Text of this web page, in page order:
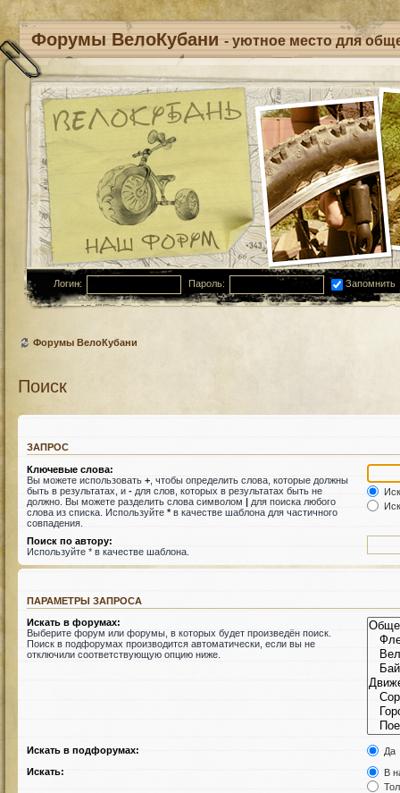
Форумы ВелоКубани - уютное место для
Логин: Пароль: Запомнить
Форумы ВелоКубани
Поиск
ЗАПРОС
Ключевые слова:
Вы можете использовать + , чтобы определить слова, которые должны
быть в результатах, и - для слов, которых в результатах быть не
должно. Вы можете разделить слова символом | для поиска любого
слова из списка. Используйте *в качестве шаблона для частичного
совпадения.
Поиск по автору:
Используйте * в качестве шаблона.
ПАРАМЕТРЫ ЗАПРОСА
Искать в форумах:
Выберите форум или форумы, в которых будет произведён поиск.
Поиск в подфорумах производится автоматически, если вы не
отключили соответствующую опцию ниже.
Искать в подфорумах:
Да
Искать:
В